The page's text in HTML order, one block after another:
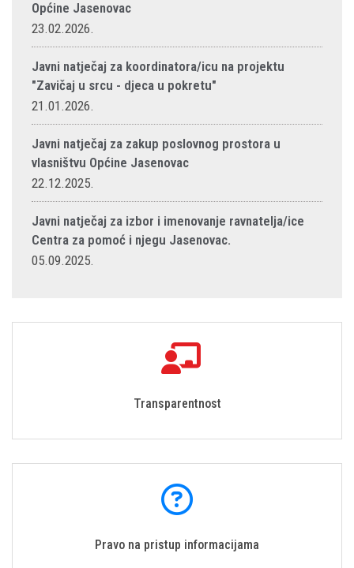
Općine Jasenovac
23.02.2026.
Javni natječaj za koordinatora/icu na projektu
"Zavičaj u srcu - djeca u pokretu"
21.01.2026.
Javni natječaj za zakup poslovnog prostora u
vlasništvu Općine Jasenovac
22.12.2025.
Javni natječaj za izbor i imenovanje ravnatelja/ice
Centra za pomoć i njegu Jasenovac.
05.09.2025.
Transparentnost
Pravo na pristup informacijama